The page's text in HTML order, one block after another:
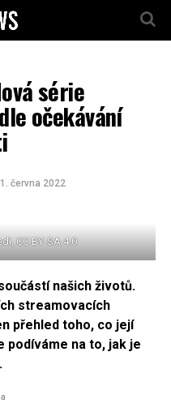
série
očekávání
1. června 2022
CC BY-SA 4.0
našich životů.
streamovacích
přehled toho, co její
podíváme na to, jak je